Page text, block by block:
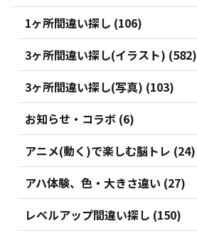
1ヶ所間違い探し (106)
3ヶ所間違い探し(イラスト) (582)
3ヶ所間違い探し(写真) (103)
お知らせ・コラボ (6)
アニメ(動く)で楽しむ脳トレ (24)
アハ体験、色・大きさ違い (27)
レベルアップ間違い探し (150)